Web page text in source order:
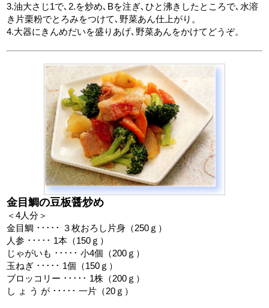
3.油大さじ1で､2.を炒め､Bを注ぎ､ひと沸きしたところで､水溶
き片栗粉でとろみをつけて､野菜あん仕上がり。
4.大器にきんめだいを盛りあげ､野菜あんをかけてどうぞ。
金目鯛の豆板醤炒め
＜4人分＞
金目鯛 ･････ ３枚おろし片身（250ｇ）
人参 ･････ 1本（150ｇ）
じゃがいも ･････ 小4個（200ｇ）
玉ねぎ ･････ 1個（150ｇ）
ブロッコリー ･････ 1株（200ｇ）
し ょ う が ･････ 一片（20ｇ）